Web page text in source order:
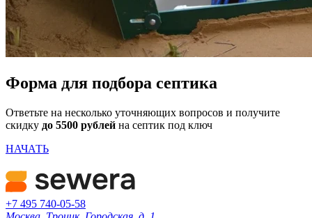
Форма для подбора септика
Ответьте на несколько уточняющих вопросов и получите
скидку до 5500 рублей на септик под ключ
НАЧАТЬ
+7 495 740-05-58